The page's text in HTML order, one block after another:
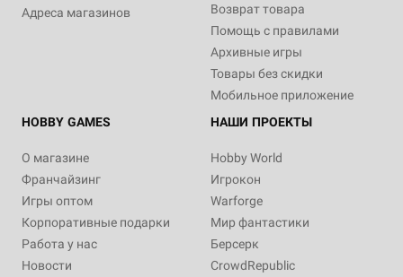
Адреса магазинов
Возврат товара
Помощь с правилами
Архивные игры
Товары без скидки
Мобильное приложение
HOBBY GAMES
О магазине
Франчайзинг
Игры оптом
Корпоративные подарки
Работа у нас
Новости
НАШИ ПРОЕКТЫ
Hobby World
Игрокон
Warforge
Мир фантастики
Берсерк
CrowdRepublic